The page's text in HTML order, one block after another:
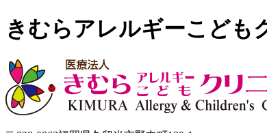
きむらアレルギーこども